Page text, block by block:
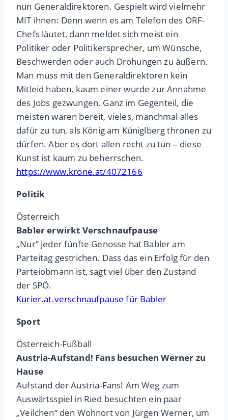
nun Generaldirektoren. Gespielt wird vielmehr
MIT ihnen: Denn wenn es am Telefon des ORF-
Chefs läutet, dann meldet sich meist ein
Politiker oder Politikersprecher, um Wünsche,
Beschwerden oder auch Drohungen zu äußern.
Man muss mit den Generaldirektoren kein
Mitleid haben, kaum einer wurde zur Annahme
des Jobs gezwungen. Ganz im Gegenteil, die
meisten waren bereit, vieles, manchmal alles
dafür zu tun, als König am Küniglberg thronen zu
dürfen. Aber es dort allen recht zu tun – diese
Kunst ist kaum zu beherrschen.
https://www.krone.at/4072166
Politik
Österreich
Babler erwirkt Verschnaufpause
„Nur“ jeder fünfte Genosse hat Babler am
Parteitag gestrichen. Dass das ein Erfolg für den
Parteiobmann ist, sagt viel über den Zustand
der SPÖ.
Kurier.at.verschnaufpause für Babler
Sport
Österreich-Fußball
Austria-Aufstand! Fans besuchen Werner zu
Hause
Aufstand der Austria-Fans! Am Weg zum
Auswärtsspiel in Ried besuchten ein paar
„Veilchen“ den Wohnort von Jürgen Werner, um